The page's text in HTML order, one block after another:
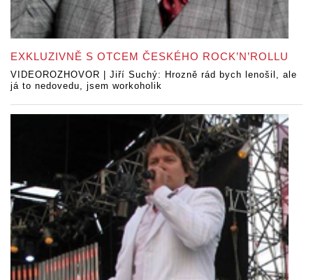
EXKLUZIVNĚ S OTCEM ČESKÉHO ROCK’N’ROLLU
VIDEOROZHOVOR | Jiří Suchý: Hrozně rád bych lenošil, ale
já to nedovedu, jsem workoholik